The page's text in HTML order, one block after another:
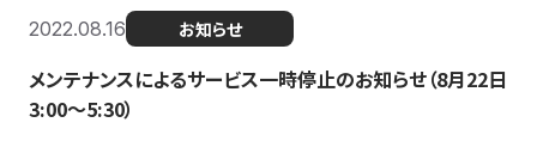
2022.08.16 お知らせ
メンテナンスによるサービス一時停止のお知らせ（8月22日
3:00〜5:30）